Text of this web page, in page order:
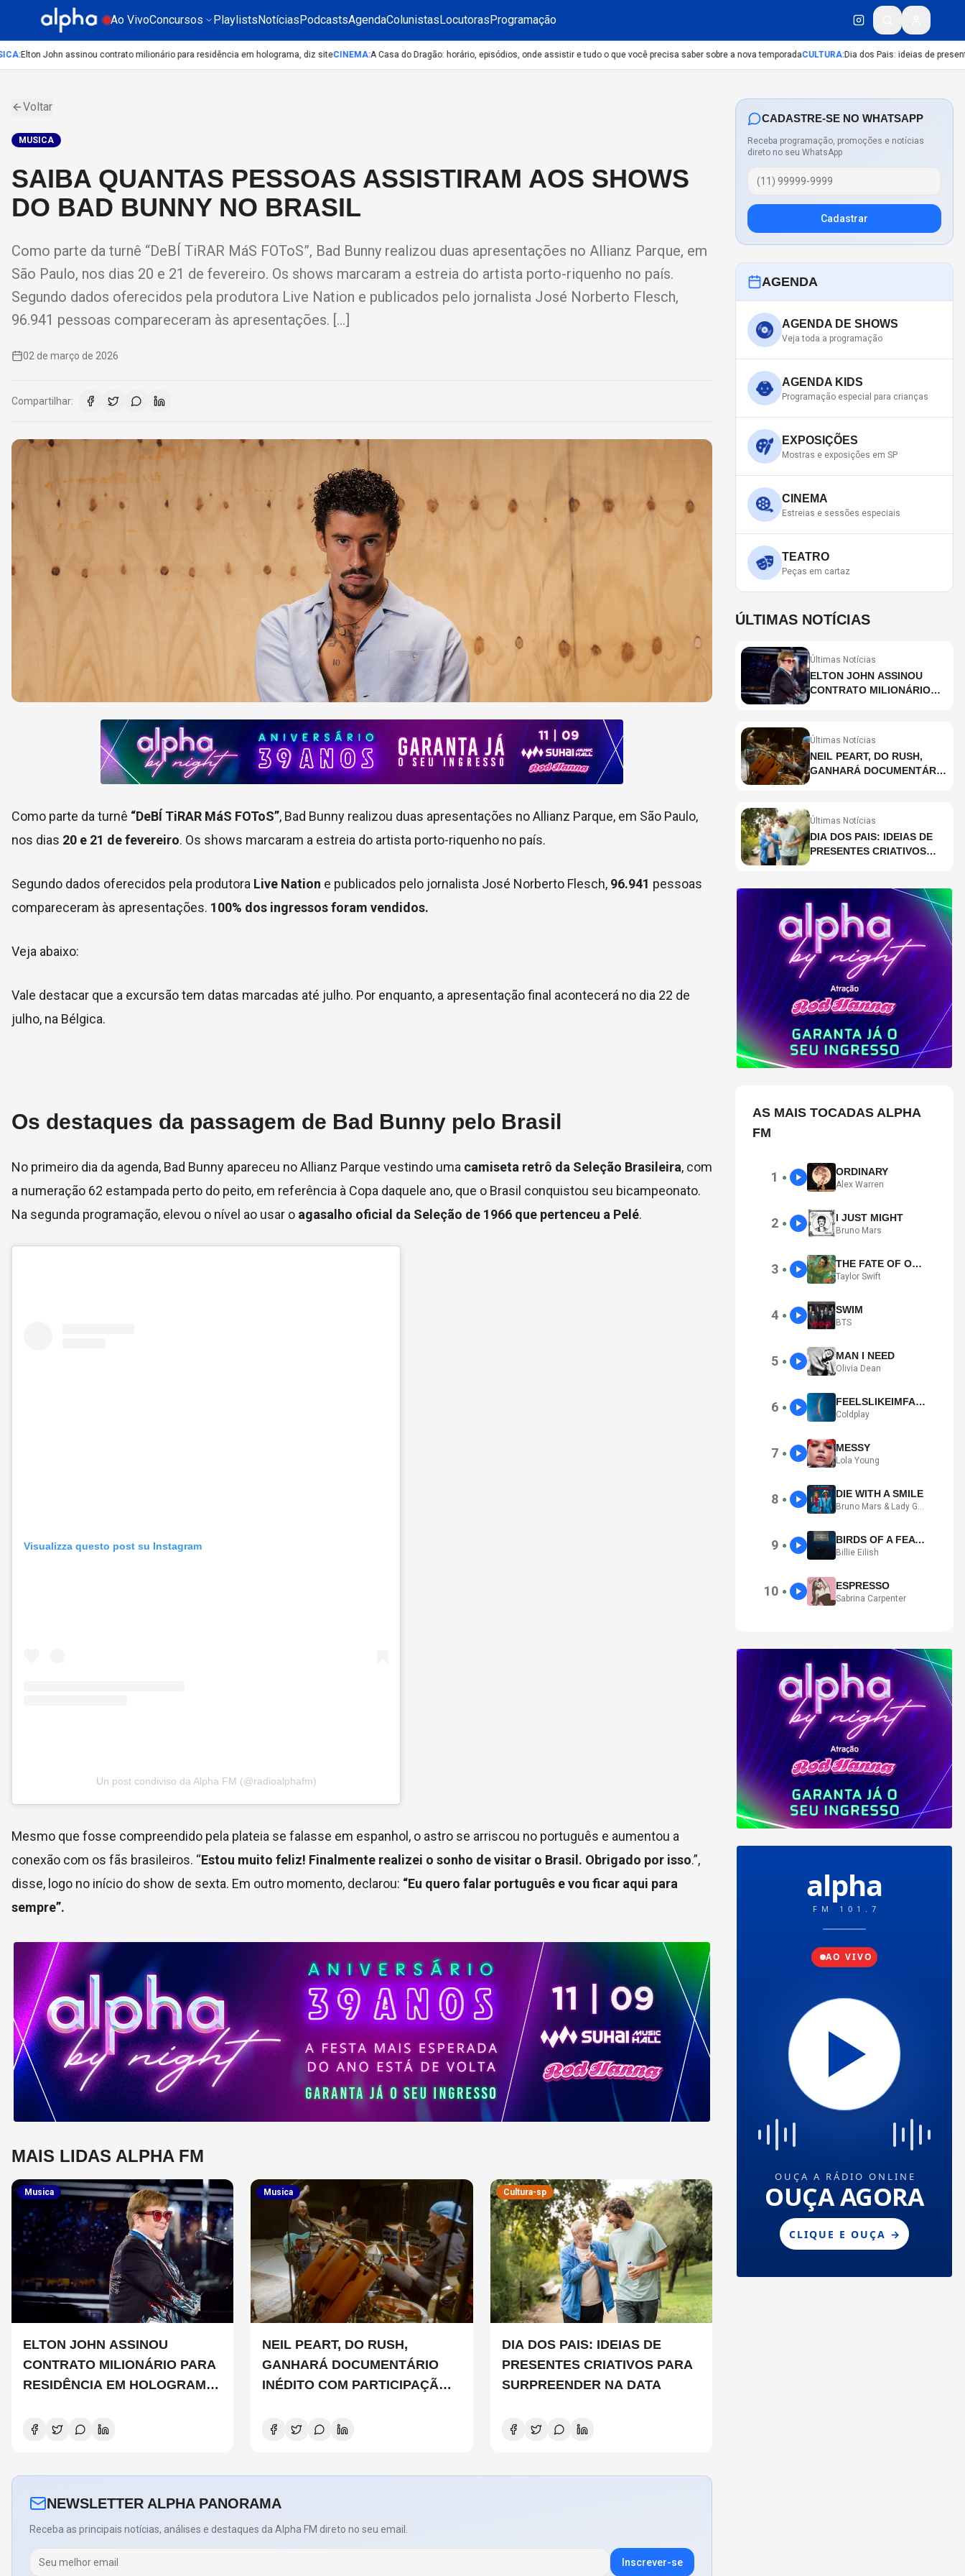
Ao VivoConcursos PlaylistsNotíciasPodcastsAgendaColunistasLocutorasProgramação
:Elton John assinou contrato milionário para residência em holograma, diz siteCINEMA:A Casa do Dragão: horário, episódios, onde assistir e tudo o que você precisa saber sobre a nova temporadaCULTURA:Dia dos Pais: ideias de
Voltar
MUSICA
SAIBA QUANTAS PESSOAS ASSISTIRAM AOS SHOWS
DO BAD BUNNY NO BRASIL
Como parte da turnê “DeBÍ TiRAR MáS FOToS”, Bad Bunny realizou duas apresentações no Allianz Parque, em
São Paulo, nos dias 20 e 21 de fevereiro. Os shows marcaram a estreia do artista porto-riquenho no país.
Segundo dados oferecidos pela produtora Live Nation e publicados pelo jornalista José Norberto Flesch,
96.941 pessoas compareceram às apresentações. […]
02 de março de 2026
Compartilhar:
Como parte da turnê “DeBÍ TiRAR MáS FOToS”, Bad Bunny realizou duas apresentações no Allianz Parque, em São Paulo,
nos dias 20 e 21 de fevereiro. Os shows marcaram a estreia do artista porto-riquenho no país.
Segundo dados oferecidos pela produtora Live Nation e publicados pelo jornalista José Norberto Flesch, 96.941 pessoas
compareceram às apresentações. 100% dos ingressos foram vendidos.
Veja abaixo:
Vale destacar que a excursão tem datas marcadas até julho. Por enquanto, a apresentação final acontecerá no dia 22 de
julho, na Bélgica.
Os destaques da passagem de Bad Bunny pelo Brasil
No primeiro dia da agenda, Bad Bunny apareceu no Allianz Parque vestindo uma camiseta retrô da Seleção Brasileira, com
a numeração 62 estampada perto do peito, em referência à Copa daquele ano, que o Brasil conquistou seu bicampeonato.
Na segunda programação, elevou o nível ao usar o agasalho oficial da Seleção de 1966 que pertenceu a Pelé.
Visualizza questo post su Instagram
Un post condiviso da Alpha FM (@radioalphafm)
Mesmo que fosse compreendido pela plateia se falasse em espanhol, o astro se arriscou no português e aumentou a
conexão com os fãs brasileiros. “Estou muito feliz! Finalmente realizei o sonho de visitar o Brasil. Obrigado por isso.”,
disse, logo no início do show de sexta. Em outro momento, declarou: “Eu quero falar português e vou ficar aqui para
sempre”.
MAIS LIDAS ALPHA FM
Musica
ELTON JOHN ASSINOU
CONTRATO MILIONÁRIO PARA
RESIDÊNCIA EM HOLOGRAMA,
Musica
NEIL PEART, DO RUSH,
GANHARÁ DOCUMENTÁRIO
INÉDITO COM PARTICIPAÇÃO
COPELAND E DANNY CAREY
Cultura-sp
DIA DOS PAIS: IDEIAS DE
PRESENTES CRIATIVOS PARA
SURPREENDER NA DATA
NEWSLETTER ALPHA PANORAMA
Receba as principais notícias, análises e destaques da Alpha FM direto no seu email.
Inscrever-se
CADASTRE-SE NO WHATSAPP
Receba programação, promoções e notícias
direto no seu WhatsApp
Cadastrar
AGENDA
AGENDA DE SHOWS
Veja toda a programação
AGENDA KIDS
Programação especial para crianças
EXPOSIÇÕES
Mostras e exposições em SP
CINEMA
Estreias e sessões especiais
TEATRO
Peças em cartaz
ÚLTIMAS NOTÍCIAS
Últimas Notícias
ELTON JOHN ASSINOU
CONTRATO MILIONÁRIO
Últimas Notícias
NEIL PEART, DO RUSH,
GANHARÁ DOCUMENTÁRIO
SMITH, STEWART
CAREY
Últimas Notícias
DIA DOS PAIS: IDEIAS DE
PRESENTES CRIATIVOS
AS MAIS TOCADAS ALPHA
FM
1 ● ORDINARY
Alex Warren
2 ● I JUST MIGHT
Bruno Mars
3 ● THE FATE OF OPHELIA
Taylor Swift
4 ● SWIM
BTS
5 ● MAN I NEED
Olivia Dean
6 ● FEELSLIKEIMFALLINGINLOVE
Coldplay
7 ● MESSY
Lola Young
8 ● DIE WITH A SMILE
Bruno Mars & Lady Gaga
9 ● BIRDS OF A FEATHER
Billie Eilish
10 ● ESPRESSO
Sabrina Carpenter